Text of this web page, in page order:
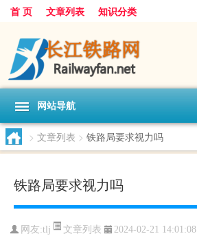
首 页 文章列表 知识分类
网站导航
> 文章列表 > 铁路局要求视力吗
铁路局要求视力吗
网友:tlj 文章列表 2024-02-21 14:01:08